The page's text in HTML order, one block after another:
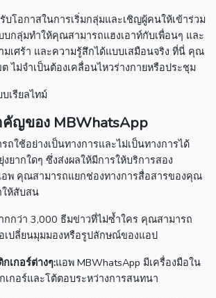
โอกาสในการเริ่มกลุ่มและเชิญผู้คนให้เข้าร่วม
บกลุ่มทำให้คุณสามารถแฮงเอาท์กับเพื่อนๆ และ
เศร้า และความรู้สึกได้แบบเสมือนจริง ที่นี่ คุณ
ตไม่จำเป็นต้องเคลื่อนไหวร่างกายหรือประชุม
เรียลไทม์
ญของ MBWhatsApp
ถใช้อย่างเป็นทางการและไม่เป็นทางการได้
ยากใดๆ ซึ่งส่งผลให้มีการให้บริการสอง
พ คุณสามารถแยกช่องทางการสื่อสารของคุณ
ให้สับสน
กกว่า 3,000 ธีมข่าวที่ไม่ซ้ำใคร คุณสามารถ
อเปลี่ยนมุมมองหรือรูปลักษณ์ของแอป
เกอร์ต่างๆ:แอพ MBWhatsApp มีเครื่องมือใน
เกอร์และโต้ตอบระหว่างการสนทนา